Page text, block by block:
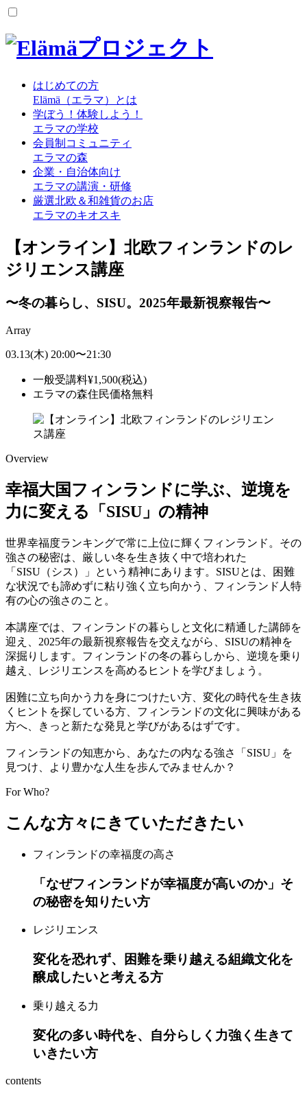
はじめての方
Elämä（エラマ）とは
学ぼう！体験しよう！
エラマの学校
会員制コミュニティ
エラマの森
企業・自治体向け
エラマの講演・研修
厳選北欧＆和雑貨のお店
エラマのキオスキ
【オンライン】北欧フィンランドのレ
ジリエンス講座
〜冬の暮らし、SISU。2025年最新視察報告〜
Array
03.13(木) 20:00〜21:30
一般受講料¥1,500(税込)
エラマの森住民価格無料
Overview
幸福大国フィンランドに学ぶ、逆境を
力に変える「SISU」の精神
世界幸福度ランキングで常に上位に輝くフィンランド。その
強さの秘密は、厳しい冬を生き抜く中で培われた
「SISU（シス）」という精神にあります。SISUとは、困難
な状況でも諦めずに粘り強く立ち向かう、フィンランド人特
有の心の強さのこと。
本講座では、フィンランドの暮らしと文化に精通した講師を
迎え、2025年の最新視察報告を交えながら、SISUの精神を
深掘りします。フィンランドの冬の暮らしから、逆境を乗り
越え、レジリエンスを高めるヒントを学びましょう。
困難に立ち向かう力を身につけたい方、変化の時代を生き抜
くヒントを探している方、フィンランドの文化に興味がある
方へ、きっと新たな発見と学びがあるはずです。
フィンランドの知恵から、あなたの内なる強さ「SISU」を
見つけ、より豊かな人生を歩んでみませんか？
For Who?
こんな方々にきていただきたい
フィンランドの幸福度の高さ
「なぜフィンランドが幸福度が高いのか」そ
の秘密を知りたい方
レジリエンス
変化を恐れず、困難を乗り越える組織文化を
醸成したいと考える方
乗り越える力
変化の多い時代を、自分らしく力強く生きて
いきたい方
contents